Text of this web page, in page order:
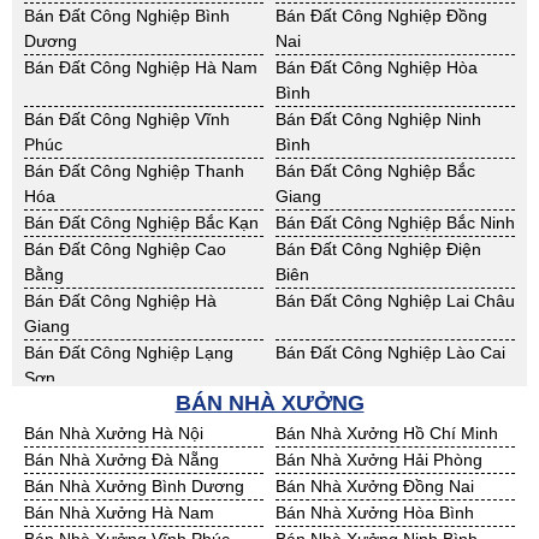
Cho Thuê Nhà Xưởng Thái
Nguyên
Cho Thuê Nhà Xưởng Tuyên
Quang
Cho Thuê Nhà Xưởng Yên Bái
Cho Thuê Nhà Xưởng Thừa T.
Huế
Cho Thuê Nhà Xưởng Khánh
Hoà
Cho Thuê Nhà Xưởng Lâm
Đồng
Cho Thuê Nhà Xưởng Bình
Định
Cho Thuê Nhà Xưởng Bình
Thuận
Cho Thuê Nhà Xưởng Đăk
Nông
Cho Thuê Nhà Xưởng ĐắkLắk
Cho Thuê Nhà Xưởng Gia Lai
Cho Thuê Nhà Xưởng Hà Tĩnh
Cho Thuê Nhà Xưởng Kon
Tum
Cho Thuê Nhà Xưởng Nghệ An
Cho Thuê Nhà Xưởng Ninh
Thuận
Cho Thuê Nhà Xưởng Phú Yên
Cho Thuê Nhà Xưởng Quảng
Bình
Cho Thuê Nhà Xưởng Quảng
Nam
Cho Thuê Nhà Xưởng Quảng
Ngãi
Cho Thuê Nhà Xưởng Bà Rịa -
VT
Cho Thuê Nhà Xưởng Cần
Thơ
Cho Thuê Nhà Xưởng An
Giang
Bán Đất Công Nghiệp Bình
Dương
Bán Đất Công Nghiệp Đồng
Nai
Bán Đất Công Nghiệp Hà Nam
Bán Đất Công Nghiệp Hòa
Bình
Bán Đất Công Nghiệp Vĩnh
Phúc
Bán Đất Công Nghiệp Ninh
Bình
Bán Đất Công Nghiệp Thanh
Hóa
Bán Đất Công Nghiệp Bắc
Giang
Bán Đất Công Nghiệp Bắc Kạn
Bán Đất Công Nghiệp Bắc Ninh
Bán Đất Công Nghiệp Cao
Bằng
Bán Đất Công Nghiệp Điện
Biên
Bán Đất Công Nghiệp Hà
Giang
Bán Đất Công Nghiệp Lai Châu
Bán Đất Công Nghiệp Lạng
Sơn
Bán Đất Công Nghiệp Lào Cai
Bán Đất Công Nghiệp Nam
Định
Bán Đất Công Nghiệp Phú Thọ
Bán Đất Công Nghiệp Sơn La
Bán Đất Công Nghiệp Thái
Bình
Bán Đất Công Nghiệp Thái
Nguyên
Bán Đất Công Nghiệp Tuyên
Quang
BÁN NHÀ XƯỞNG
Bán Nhà Xưởng Hà Nội
Bán Nhà Xưởng Hồ Chí Minh
Bán Nhà Xưởng Đà Nẵng
Bán Nhà Xưởng Hải Phòng
Bán Nhà Xưởng Bình Dương
Bán Nhà Xưởng Đồng Nai
Bán Nhà Xưởng Hà Nam
Bán Nhà Xưởng Hòa Bình